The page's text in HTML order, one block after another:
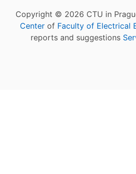
Copyright © 2026 CTU in
Center of Faculty of Electrical
reports and suggestions